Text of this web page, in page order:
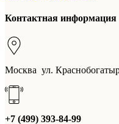
Контактная информация
Москва ул.
+7 (499) 393-84-99